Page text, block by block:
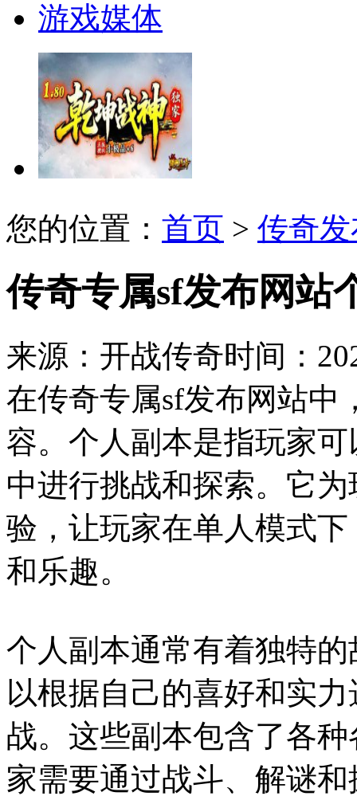
游戏媒体
您的位置： 首页 > 传奇
传奇专属sf发布网站
来源：开战传奇时间：
在传奇专属sf发布网站中
容。个人副本是指玩家
中进行挑战和探索。它
验，让玩家在单人模式
和乐趣。
个人副本通常有着独特
以根据自己的喜好和实
战。这些副本包含了各
家需要通过战斗、解谜